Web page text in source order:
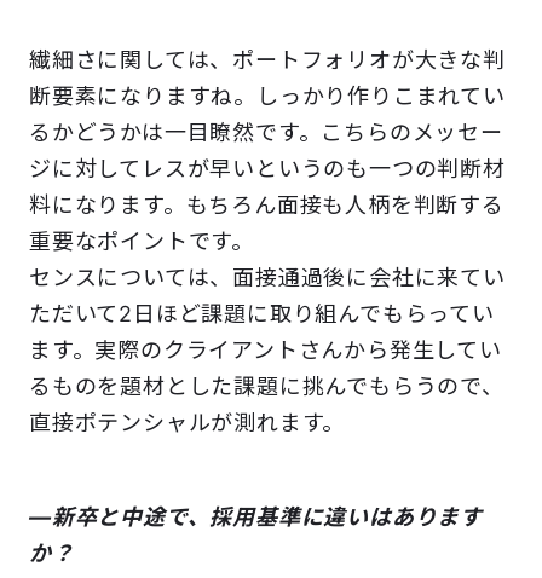
繊細さに関しては、ポートフォリオが大きな判
断要素になりますね。しっかり作りこまれてい
るかどうかは一目瞭然です。こちらのメッセー
ジに対してレスが早いというのも一つの判断材
料になります。もちろん面接も人柄を判断する
重要なポイントです。
センスについては、面接通過後に会社に来てい
ただいて2日ほど課題に取り組んでもらってい
ます。実際のクライアントさんから発生してい
るものを題材とした課題に挑んでもらうので、
直接ポテンシャルが測れます。
―新卒と中途で、採用基準に違いはあります
か？